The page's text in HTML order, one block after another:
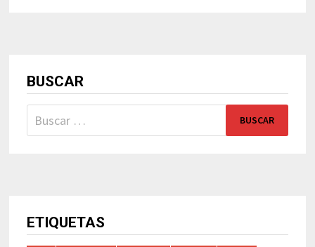
BUSCAR
Buscar:
ETIQUETAS